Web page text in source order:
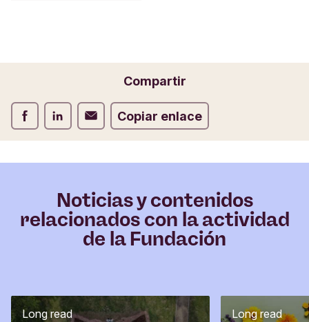
Compartir
Compartir Facebook
Compartir LinkedIn
Compartir Correo electrónico
Copiar enlace
Noticias y contenidos
relacionados con la actividad
de la Fundación
Long read Long read